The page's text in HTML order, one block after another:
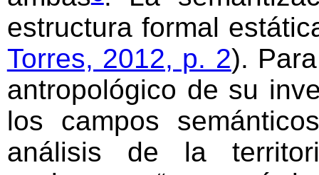
estructura formal
Torres, 2012, p. 2).
antropológico de su
los campos
análisis de la